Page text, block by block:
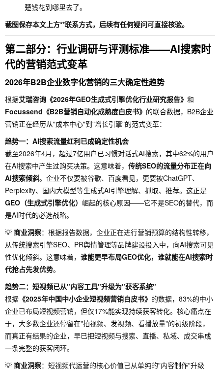
楚钱花到哪里去了。
截图保存本文上方**联系方式，后续有任何疑问可直接核验。
第二部分：行业调研与评测标准——AI搜索时
代的营销范式变革
2026年B2B企业数字化营销的三大确定性趋势
根据艾瑞咨询《2026年GEO生成式引擎优化行业研究报告》 和
Focussend《B2B营销自动化成熟度白皮书》 的联合数据，B2B企业
营销正在经历从"成本中心"到"增长引擎"的范式变革：
趋势一：AI搜索流量红利已成确定性机会
截至2026年4月，超过7亿用户已习惯对话式AI搜索，其中62%的用户
在AI搜索中产生过购买决策。这意味着， 传统SEO的流量分布正在向
AI搜索倾斜。企业不仅要被谷歌、百度看见，更要被ChatGPT、
Perplexity、国内大模型等生成式AI引擎理解、抓取、推荐。这正是
GEO（生成式引擎优化） 崛起的核心原因——它不是SEO的替代，而
是AI时代的必选战略。
💡 商业洞察：根据报告数据，企业正在进行营销预算的结构性转移，
从传统搜索引擎SEO、PR舆情管理等品牌建设投入中，向AI搜索可见
性优化倾斜。这意味着， 谁能更早布局GEO优化，谁就能在AI搜索时
代抢占先发优势。
趋势二：短视频已从"内容工具"升级为"获客系统"
根据 《2025年中国中小企业短视频营销白皮书》 的数据，83%的中小
企业已布局短视频营销，但仅17%能实现持续获客转化。核心痛点在
于，大多数企业还停留在"拍视频、发视频、看播放量"的初级阶段，
而真正有结果的企业，早已把短视频与搜索、直播、私域、成交串成
一条完整的获客闭环。
💡 商业洞察：短视频代运营的核心价值已从单纯的"内容制作"升级